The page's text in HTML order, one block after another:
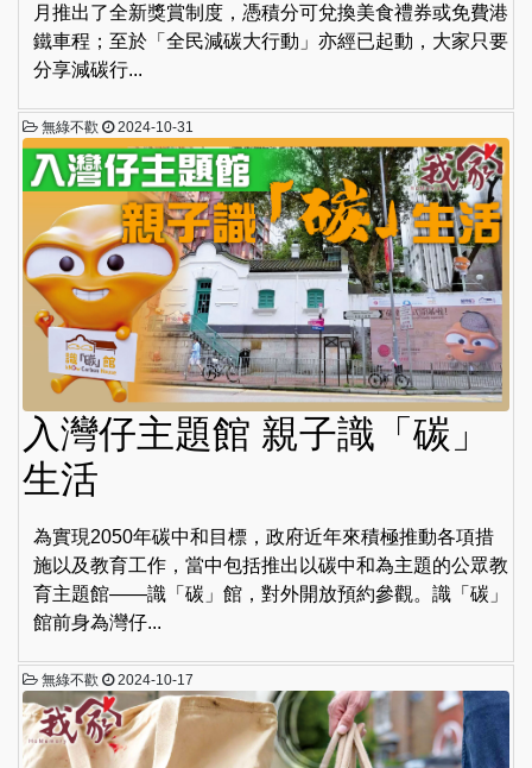
月推出了全新獎賞制度，憑積分可兌換美食禮券或免費港
鐵車程；至於「全民減碳大行動」亦經已起動，大家只要
分享減碳行...
無綠不歡 2024-10-31
入灣仔主題館 親子識「碳」
生活
為實現2050年碳中和目標，政府近年來積極推動各項措
施以及教育工作，當中包括推出以碳中和為主題的公眾教
育主題館——識「碳」館，對外開放預約參觀。識「碳」
館前身為灣仔...
無綠不歡 2024-10-17